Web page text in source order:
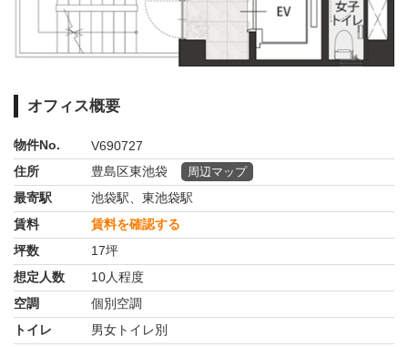
オフィス概要
物件No.
V690727
住所
豊島区東池袋 周辺マップ
最寄駅
池袋駅、東池袋駅
賃料
賃料を確認する
坪数
17坪
想定人数
10人程度
空調
個別空調
トイレ
男女トイレ別